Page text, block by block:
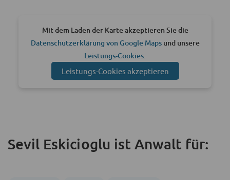
Mit dem Laden der Karte akzeptieren Sie die
Datenschutzerklärung von Google Mapsund unsere
Leistungs-Cookies.
Leistungs-Cookies akzeptieren
Sevil Eskicioglu ist Anwalt für: